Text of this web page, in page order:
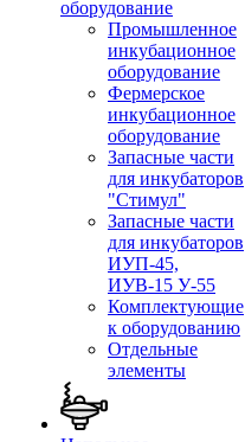
оборудование
Промышленное
инкубационное
оборудование
Фермерское
инкубационное
оборудование
Запасные части
для инкубаторов
"Стимул"
Запасные части
для инкубаторов
ИУП-45,
ИУВ-15 У-55
Комплектующие
к оборудованию
Отдельные
элементы